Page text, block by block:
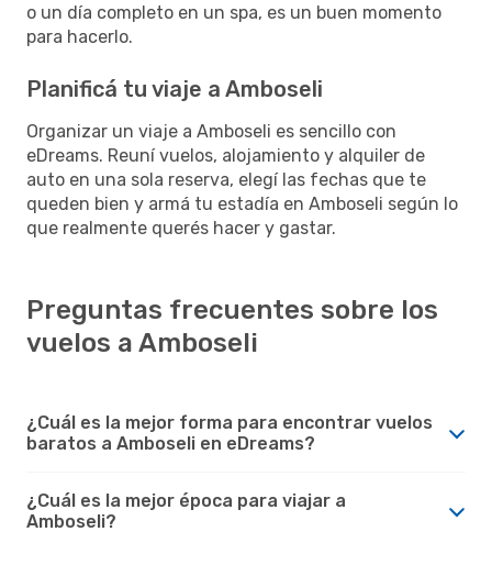
o un día completo en un spa, es un buen momento
para hacerlo.
Planificá tu viaje a Amboseli
Organizar un viaje a Amboseli es sencillo con
eDreams. Reuní vuelos, alojamiento y alquiler de
auto en una sola reserva, elegí las fechas que te
queden bien y armá tu estadía en Amboseli según lo
que realmente querés hacer y gastar.
Preguntas frecuentes sobre los
vuelos a Amboseli
¿Cuál es la mejor forma para encontrar vuelos
baratos a Amboseli en eDreams?
¿Cuál es la mejor época para viajar a
Amboseli?